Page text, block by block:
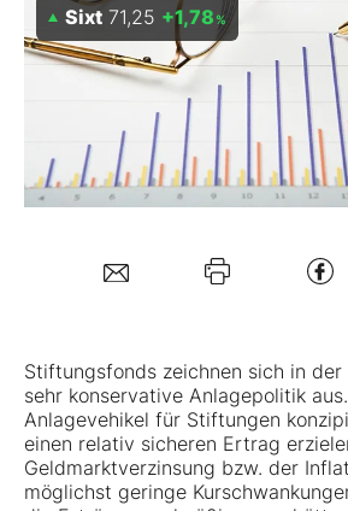
Experten
Mein Konto
Folgen Sie uns
Sixt 71,25 +1,78 %
Stiftungsfonds zeichnen sich in der
sehr konservative Anlagepolitik
Anlagevehikel für Stiftungen
einen relativ sicheren Ertrag
Geldmarktverzinsung bzw. der
möglichst geringe